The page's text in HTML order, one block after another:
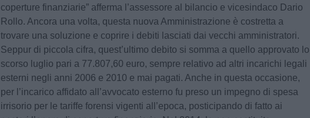
coperture finanziarie” afferma l’assessore al bilancio e vicesindaco Dario
Rollo. Ancora una volta, questa nuova Amministrazione è costretta a
trovare una soluzione e coprire i debiti lasciati dai vecchi amministratori.
Seppur di piccola cifra, quest’ultimo debito si somma a quello approvato lo
scorso luglio pari a 77.807,60 euro, sempre relativo ad altri incarichi legali
esterni negli anni 2006 e 2010 e mai pagati. Anche in questa occasione,
per l’incarico affidato all’avvocato esterno fu preso un impegno di spesa
irrisorio per le tariffe forensi vigenti all’epoca, posticipando di fatto ai